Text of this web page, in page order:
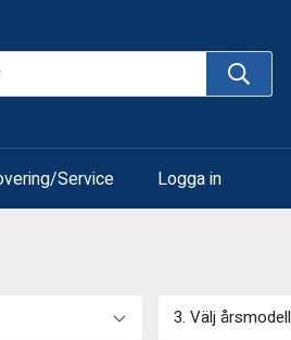
Service Logga in
3. Välj årsmodell